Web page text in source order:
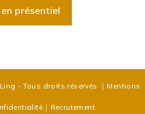
en présentiel
- Tous droits réservés ｜Mentions
｜ Recrutement